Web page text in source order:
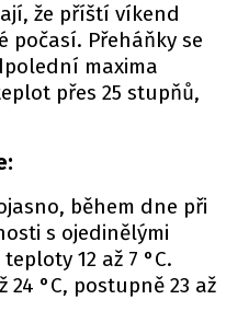
že příští víkend
počasí. Přeháňky se
maxima
přes 25 stupňů,
během dne při
s ojedinělými
12 až 7 °C.
°C, postupně 23 až